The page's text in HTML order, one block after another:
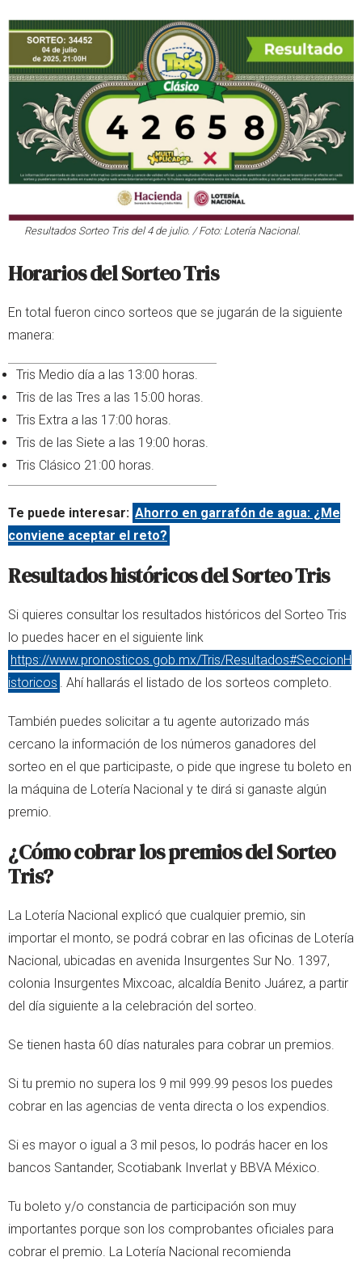
Resultados Sorteo Tris del 4 de julio. / Foto: Lotería Nacional.
Horarios del Sorteo Tris
En total fueron cinco sorteos que se jugarán de la siguiente
manera:
Tris Medio día a las 13:00 horas.
Tris de las Tres a las 15:00 horas.
Tris Extra a las 17:00 horas.
Tris de las Siete a las 19:00 horas.
Tris Clásico 21:00 horas.
Te puede interesar: Ahorro en garrafón de agua: ¿Me
conviene aceptar el reto?
Resultados históricos del Sorteo Tris
Si quieres consultar los resultados históricos del Sorteo Tris
lo puedes hacer en el siguiente link
https://www.pronosticos.gob.mx/Tris/Resultados#SeccionH
istoricos . Ahí hallarás el listado de los sorteos completo.
También puedes solicitar a tu agente autorizado más
cercano la información de los números ganadores del
sorteo en el que participaste, o pide que ingrese tu boleto en
la máquina de Lotería Nacional y te dirá si ganaste algún
premio.
¿Cómo cobrar los premios del Sorteo
Tris?
La Lotería Nacional explicó que cualquier premio, sin
importar el monto, se podrá cobrar en las oficinas de Lotería
Nacional, ubicadas en avenida Insurgentes Sur No. 1397,
colonia Insurgentes Mixcoac, alcaldía Benito Juárez, a partir
del día siguiente a la celebración del sorteo.
Se tienen hasta 60 días naturales para cobrar un premios.
Si tu premio no supera los 9 mil 999.99 pesos los puedes
cobrar en las agencias de venta directa o los expendios.
Si es mayor o igual a 3 mil pesos, lo podrás hacer en los
bancos Santander, Scotiabank Inverlat y BBVA México.
Tu boleto y/o constancia de participación son muy
importantes porque son los comprobantes oficiales para
cobrar el premio. La Lotería Nacional recomienda